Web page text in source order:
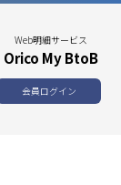
Web明細サービス
Orico My BtoB
会員ログイン